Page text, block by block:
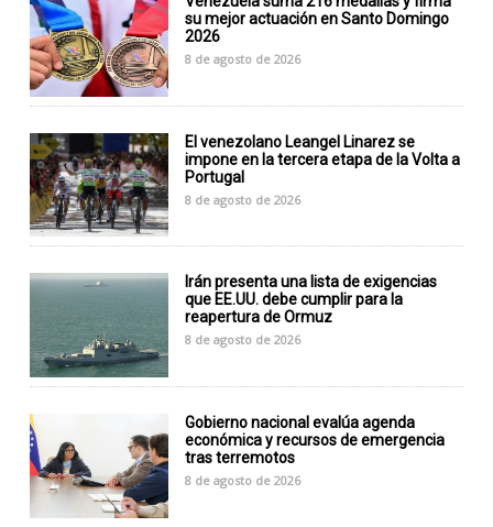
su mejor actuación en Santo Domingo
2026
8 de agosto de 2026
El venezolano Leangel Linarez se
impone en la tercera etapa de la Volta a
Portugal
8 de agosto de 2026
Irán presenta una lista de exigencias
que EE.UU. debe cumplir para la
reapertura de Ormuz
8 de agosto de 2026
Gobierno nacional evalúa agenda
económica y recursos de emergencia
tras terremotos
8 de agosto de 2026